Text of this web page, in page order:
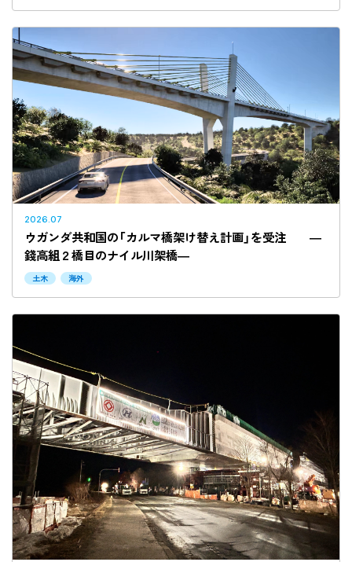
検索する
2026.07
ウガンダ共和国の「カルマ橋架け替え計画」を受注 ―
錢高組２橋目のナイル川架橋―
土木 海外